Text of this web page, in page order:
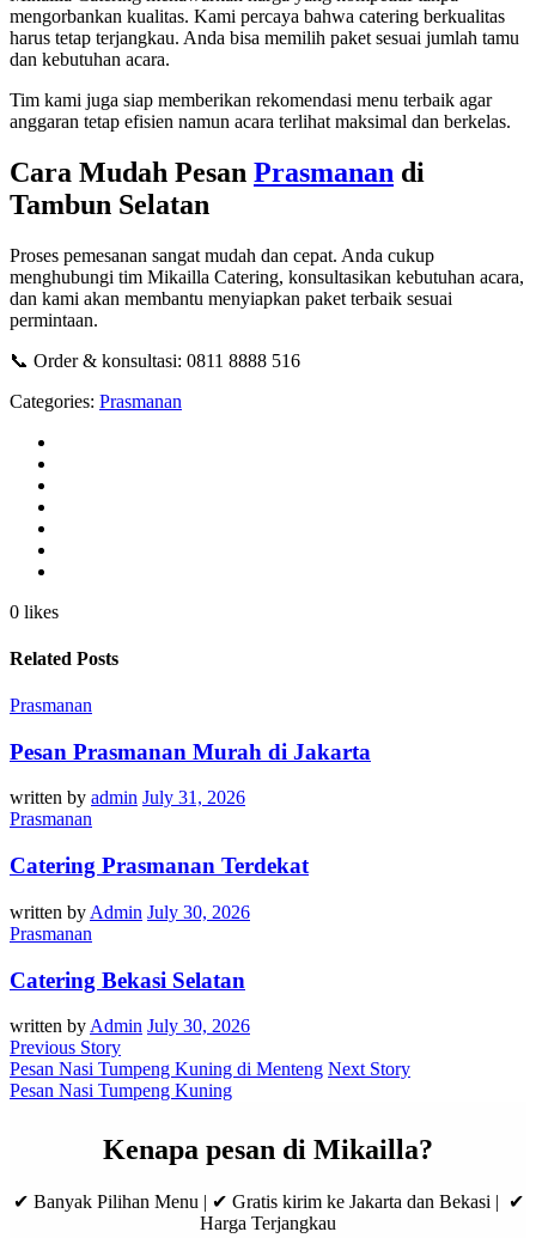
mengorbankan kualitas. Kami percaya bahwa catering berkualitas
harus tetap terjangkau. Anda bisa memilih paket sesuai jumlah tamu
dan kebutuhan acara.
Tim kami juga siap memberikan rekomendasi menu terbaik agar
anggaran tetap efisien namun acara terlihat maksimal dan berkelas.
Cara Mudah Pesan Prasmanan di
Tambun Selatan
Proses pemesanan sangat mudah dan cepat. Anda cukup
menghubungi tim Mikailla Catering, konsultasikan kebutuhan acara,
dan kami akan membantu menyiapkan paket terbaik sesuai
permintaan.
📞 Order & konsultasi: 0811 8888 516
Categories: Prasmanan
0 likes
Related Posts
Prasmanan
Pesan Prasmanan Murah di Jakarta
written by admin July 31, 2026
Prasmanan
Catering Prasmanan Terdekat
written by Admin July 30, 2026
Prasmanan
Catering Bekasi Selatan
written by Admin July 30, 2026
Previous Story
Pesan Nasi Tumpeng Kuning di Menteng Next Story
Pesan Nasi Tumpeng Kuning
Kenapa pesan di Mikailla?
✔ Banyak Pilihan Menu | ✔ Gratis kirim ke Jakarta dan Bekasi | ✔
Harga Terjangkau